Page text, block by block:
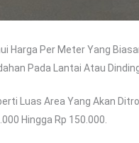
Harga Per Meter Yang
Pada Lantai Atau
Luas Area Yang Akan
Hingga Rp 150.000.